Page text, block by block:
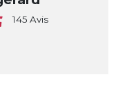
145 Avis